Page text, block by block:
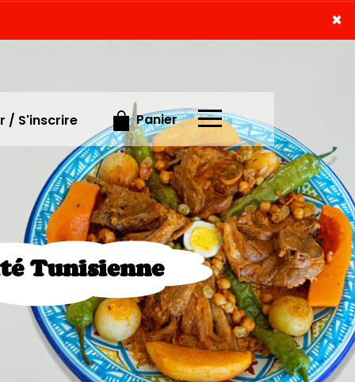
×
/ S'inscrire Panier
×
Tunisienne